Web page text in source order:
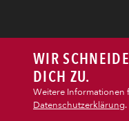
WIR
DICH ZU.
Weitere Informationen
Datenschutzerklärung.